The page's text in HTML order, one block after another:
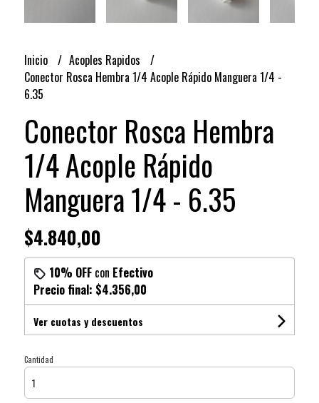
Inicio
Acoples Rapidos
Conector Rosca Hembra 1/4 Acople Rápido Manguera 1/4 -
6.35
Conector Rosca Hembra
1/4 Acople Rápido
Manguera 1/4 - 6.35
$4.840,00
10% OFFcon Efectivo
Precio final: $4.356,00
Ver cuotas y descuentos
Cantidad